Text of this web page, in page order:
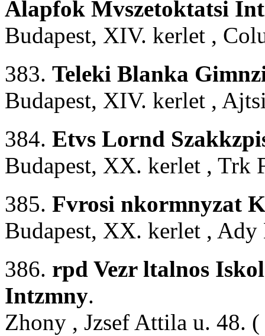
Alapfok Mvszetoktatsi
Budapest, XIV. kerlet ,
383. Teleki Blanka
Budapest, XIV. kerlet ,
384. Etvs Lornd
Budapest, XX. kerlet , Trk
385. Fvrosi nkormnyzat
Budapest, XX. kerlet ,
386. rpd Vezr ltalnos
Intzmny.
Zhony , Jzsef Attila u. 48. (